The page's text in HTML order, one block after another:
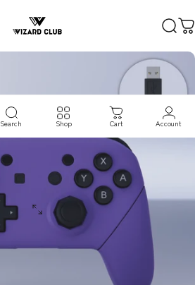
VIZARD CLUB 検索
Search Shop Cart Account